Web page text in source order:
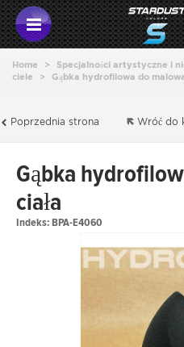
Home > Specjalności artystyczne i
ciele
> Gąbka hydrofilowa do
Poprzednia strona Wróć do
Gąbka
ciała
Indeks:BPA-E4060